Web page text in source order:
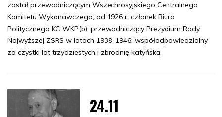
został przewodniczącym Wszechrosyjskiego Centralnego
Komitetu Wykonawczego; od 1926 r. członek Biura
Politycznego KC WKP(b); przewodniczący Prezydium Rady
Najwyższej ZSRS w latach 1938–1946; współodpowiedzialny
za czystki lat trzydziestych i zbrodnię katyńską.
24.11